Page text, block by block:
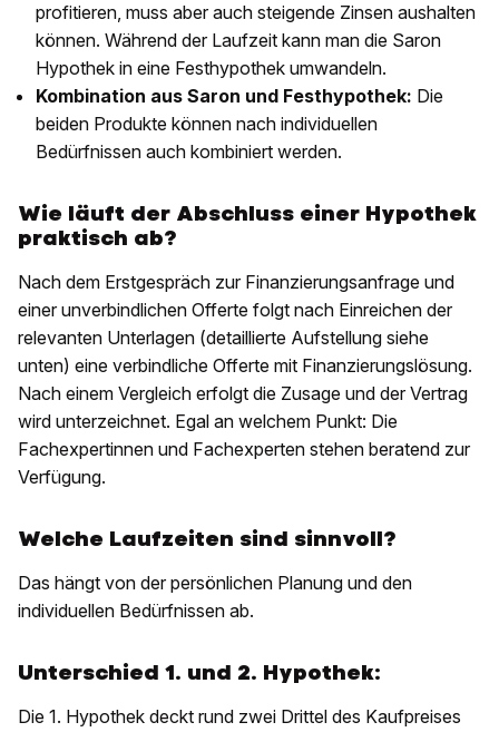
profitieren, muss aber auch steigende Zinsen aushalten
können. Während der Laufzeit kann man die Saron
Hypothek in eine Festhypothek umwandeln.
Kombination aus Saron und Festhypothek: Die
beiden Produkte können nach individuellen
Bedürfnissen auch kombiniert werden.
Wie läuft der Abschluss einer Hypothek
praktisch ab?
Nach dem Erstgespräch zur Finanzierungsanfrage und
einer unverbindlichen Offerte folgt nach Einreichen der
relevanten Unterlagen (detaillierte Aufstellung siehe
unten) eine verbindliche Offerte mit Finanzierungslösung.
Nach einem Vergleich erfolgt die Zusage und der Vertrag
wird unterzeichnet. Egal an welchem Punkt: Die
Fachexpertinnen und Fachexperten stehen beratend zur
Verfügung.
Welche Laufzeiten sind sinnvoll?
Das hängt von der persönlichen Planung und den
individuellen Bedürfnissen ab.
Unterschied 1. und 2. Hypothek:
Die 1. Hypothek deckt rund zwei Drittel des Kaufpreises